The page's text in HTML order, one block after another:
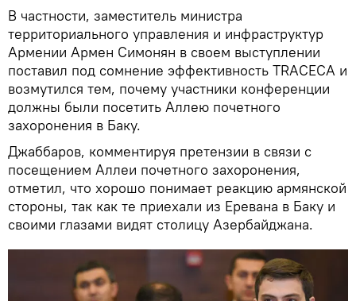
В частности, заместитель министра
территориального управления и инфраструктур
Армении Армен Симонян в своем выступлении
поставил под сомнение эффективность TRACECA и
возмутился тем, почему участники конференции
должны были посетить Аллею почетного
захоронения в Баку.
Джаббаров, комментируя претензии в связи с
посещением Аллеи почетного захоронения,
отметил, что хорошо понимает реакцию армянской
стороны, так как те приехали из Еревана в Баку и
своими глазами видят столицу Азербайджана.